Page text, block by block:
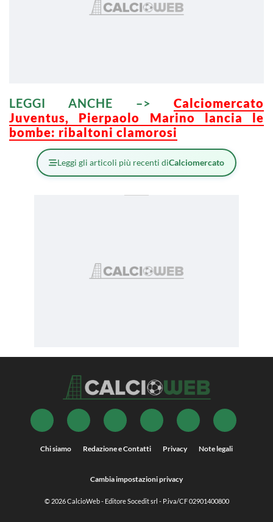
LEGGI ANCHE –>
Calciomercato
Juventus, Pierpaolo Marino lancia le
bombe: ribaltoni clamorosi
Leggi gli articoli più recenti diCalciomercato
Chi siamo Redazione e Contatti Privacy Note legali
Cambia impostazioni privacy
© 2026CalcioWeb- Editore Socedit srl - P.iva/CF 02901400800